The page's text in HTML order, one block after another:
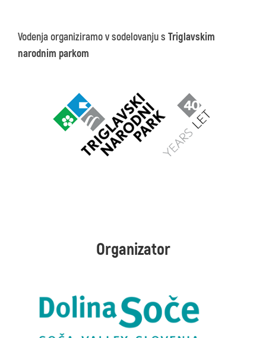
Vodenja organiziramo v sodelovanju s Triglavskim
narodnim parkom
Organizator